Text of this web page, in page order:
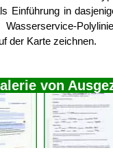
Einführung in
der Karte zeichnen.
von